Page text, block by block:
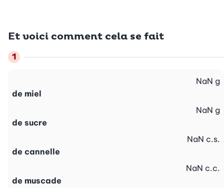
Et voici comment cela se fait
de miel
NaN g
de sucre
NaN g
de cannelle
NaN c.s.
de muscade
NaN c.c.